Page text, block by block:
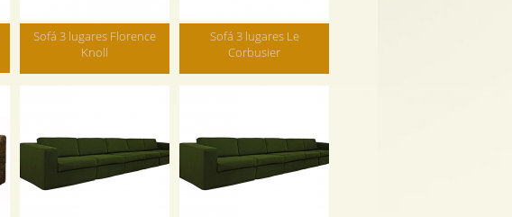
Sofá 3 lugares Florence
Knoll
Sofá 3 lugares Le
Corbusier